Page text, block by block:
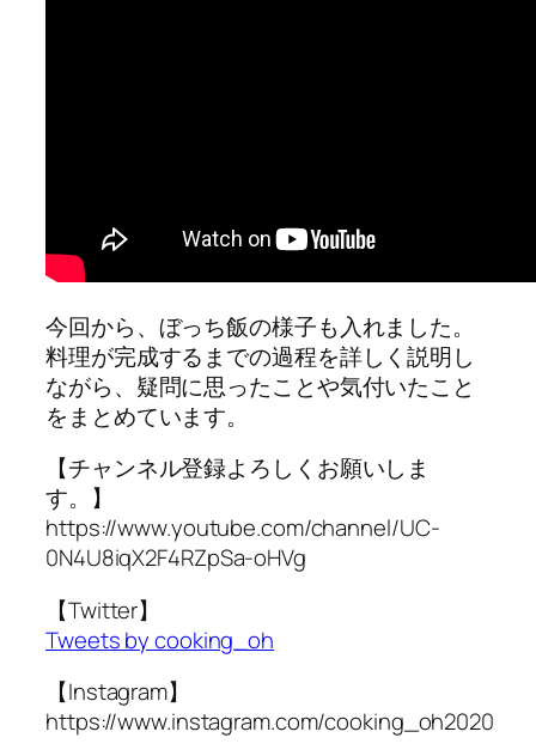
今回から、ぼっち飯の様子も入れました。
料理が完成するまでの過程を詳しく説明し
ながら、疑問に思ったことや気付いたこと
をまとめています。
【チャンネル登録よろしくお願いしま
す。】
https://www.youtube.com/channel/UC-
0N4U8iqX2F4RZpSa-oHVg
【Twitter】
Tweets by cooking_oh
【Instagram】
https://www.instagram.com/cooking_oh2020